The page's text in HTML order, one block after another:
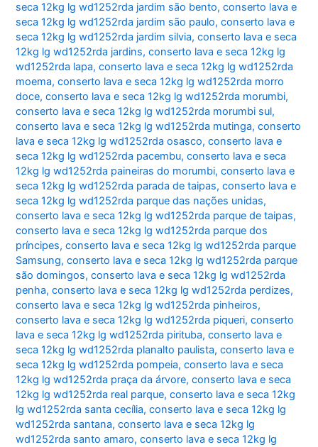
seca 12kg lg wd1252rda jardim são bento,conserto lava e
seca 12kg lg wd1252rda jardim são paulo,conserto lava e
seca 12kg lg wd1252rda jardim silvia,conserto lava e seca
12kg lg wd1252rda jardins,conserto lava e seca 12kg lg
wd1252rda lapa,conserto lava e seca 12kg lg wd1252rda
moema,conserto lava e seca 12kg lg wd1252rda morro
doce,conserto lava e seca 12kg lg wd1252rda morumbi,
conserto lava e seca 12kg lg wd1252rda morumbi sul,
conserto lava e seca 12kg lg wd1252rda mutinga,conserto
lava e seca 12kg lg wd1252rda osasco,conserto lava e
seca 12kg lg wd1252rda pacembu,conserto lava e seca
12kg lg wd1252rda paineiras do morumbi,conserto lava e
seca 12kg lg wd1252rda parada de taipas,conserto lava e
seca 12kg lg wd1252rda parque das nações unidas,
conserto lava e seca 12kg lg wd1252rda parque de taipas,
conserto lava e seca 12kg lg wd1252rda parque dos
príncipes,conserto lava e seca 12kg lg wd1252rda parque
Samsung,conserto lava e seca 12kg lg wd1252rda parque
são domingos,conserto lava e seca 12kg lg wd1252rda
penha,conserto lava e seca 12kg lg wd1252rda perdizes,
conserto lava e seca 12kg lg wd1252rda pinheiros,
conserto lava e seca 12kg lg wd1252rda piqueri,conserto
lava e seca 12kg lg wd1252rda pirituba,conserto lava e
seca 12kg lg wd1252rda planalto paulista,conserto lava e
seca 12kg lg wd1252rda pompeia,conserto lava e seca
12kg lg wd1252rda praça da árvore,conserto lava e seca
12kg lg wd1252rda real parque,conserto lava e seca 12kg
lg wd1252rda santa cecília,conserto lava e seca 12kg lg
wd1252rda santana,conserto lava e seca 12kg lg
wd1252rda santo amaro,conserto lava e seca 12kg lg